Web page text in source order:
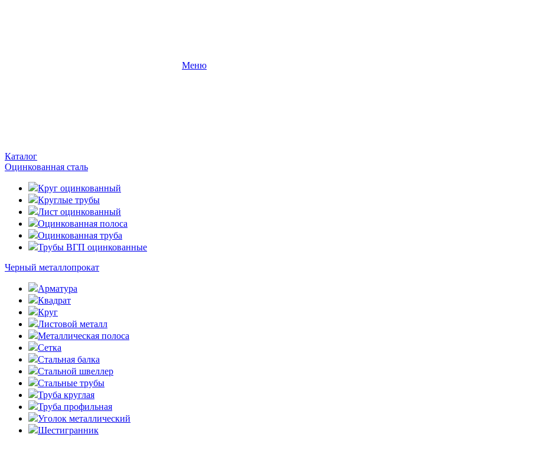
Меню
Каталог
Оцинкованная сталь
Круг оцинкованный
Круглые трубы
Лист оцинкованный
Оцинкованная полоса
Оцинкованная труба
Трубы ВГП оцинкованные
Черный металлопрокат
Арматура
Квадрат
Круг
Листовой металл
Металлическая полоса
Сетка
Стальная балка
Стальной швеллер
Стальные трубы
Труба круглая
Труба профильная
Уголок металлический
Шестигранник